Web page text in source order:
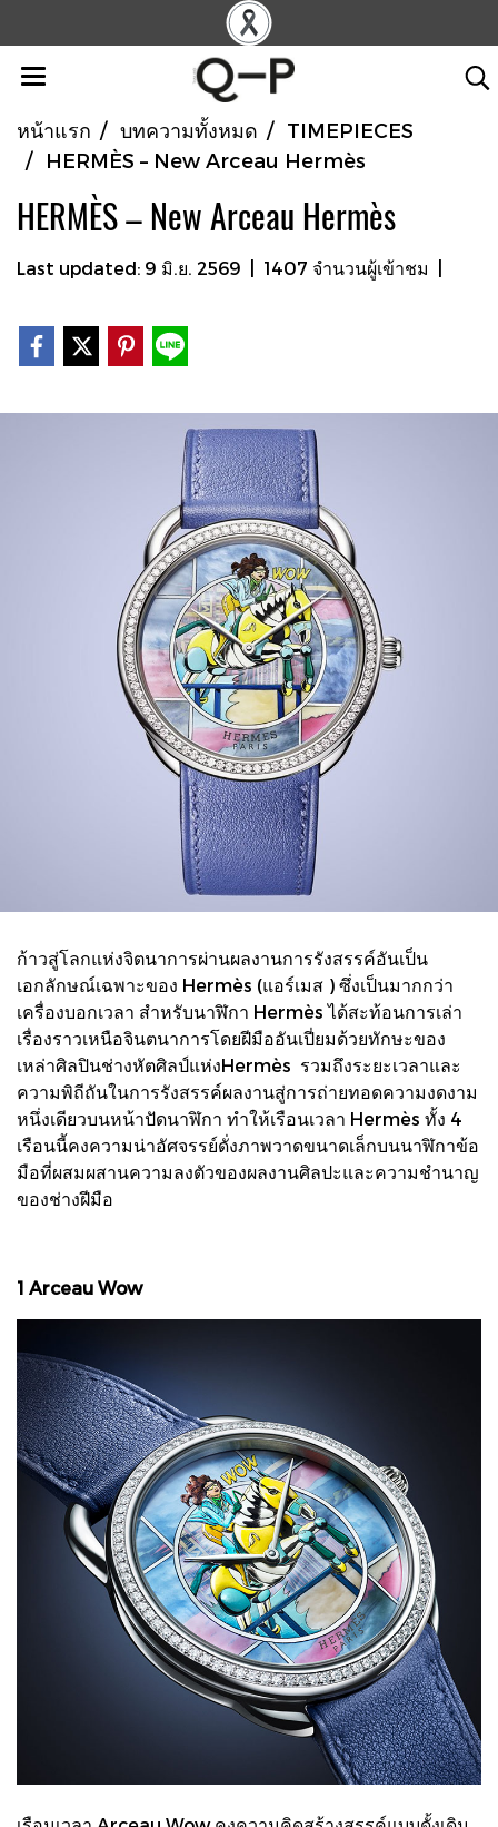
หน้าแรก บทความทั้งหมด
TIMEPIECES
HERMÈS – New Arceau Hermès
HERMÈS – New Arceau Hermès
Last updated: 9 มิ.ย. 2569 1407 จำนวนผู้เข้าชม
ก้าวสู่โลกแห่งจิตนาการผ่านผลงานการรังสรรค์อันเป็น
เอกลักษณ์เฉพาะของ Hermès (แอร์เมส ) ซึ่งเป็นมากกว่า
เครื่องบอกเวลา สำหรับนาฬิกา Hermès ได้สะท้อนการเล่า
เรื่องราวเหนือจินตนาการโดยฝีมืออันเปี่ยมด้วยทักษะของ
เหล่าศิลปินช่างหัตศิลป์แห่งHermès รวมถึงระยะเวลาและ
ความพิถีถันในการรังสรรค์ผลงานสู่การถ่ายทอดความงดงาม
หนึ่งเดียวบนหน้าปัดนาฬิกา ทำให้เรือนเวลา Hermès ทั้ง 4
เรือนนี้คงความน่าอัศจรรย์ดั่งภาพวาดขนาดเล็กบนนาฬิกาข้อ
มือที่ผสมผสานความลงตัวของผลงานศิลปะและความชำนาญ
ของช่างฝีมือ
1 Arceau Wow